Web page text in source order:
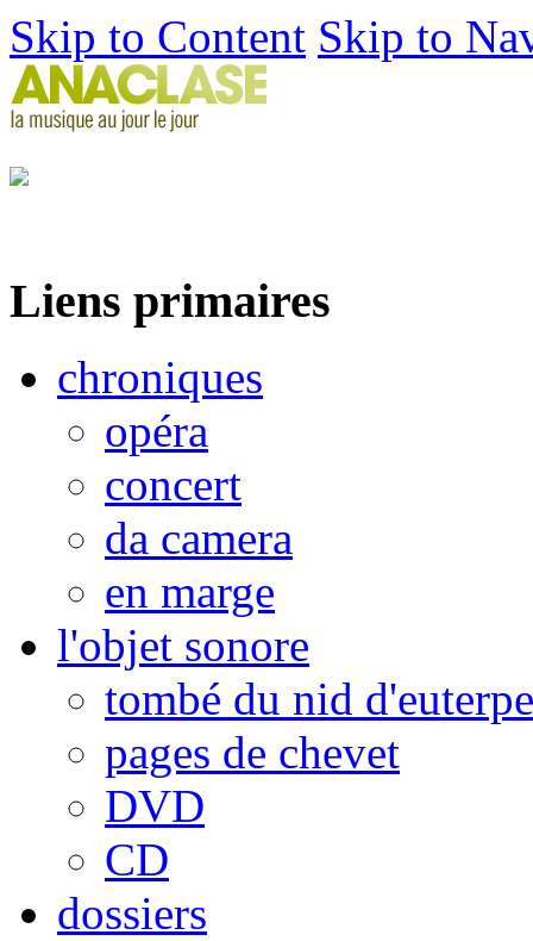
Skip to Content Skip to
Liens primaires
chroniques
opéra
concert
da camera
en marge
l'objet sonore
tombé du nid d'euterpe
pages de chevet
DVD
CD
dossiers